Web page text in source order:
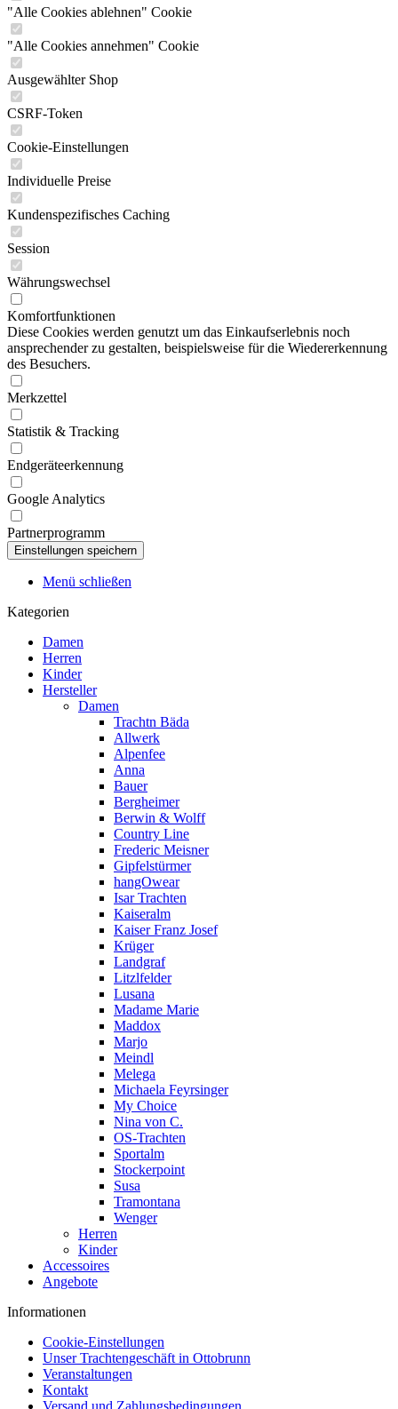
"Alle Cookies ablehnen" Cookie
"Alle Cookies annehmen" Cookie
Ausgewählter Shop
CSRF-Token
Cookie-Einstellungen
Individuelle Preise
Kundenspezifisches Caching
Session
Währungswechsel
Komfortfunktionen
Diese Cookies werden genutzt um das Einkaufserlebnis noch
ansprechender zu gestalten, beispielsweise für die Wiedererkennung
des Besuchers.
Merkzettel
Statistik & Tracking
Endgeräteerkennung
Google Analytics
Partnerprogramm
Menü schließen
Kategorien
Damen
Herren
Kinder
Hersteller
Damen
Trachtn Bäda
Allwerk
Alpenfee
Anna
Bauer
Bergheimer
Berwin & Wolff
Country Line
Frederic Meisner
Gipfelstürmer
hangOwear
Isar Trachten
Kaiseralm
Kaiser Franz Josef
Krüger
Landgraf
Litzlfelder
Lusana
Madame Marie
Maddox
Marjo
Meindl
Melega
Michaela Feyrsinger
My Choice
Nina von C.
OS-Trachten
Sportalm
Stockerpoint
Susa
Tramontana
Wenger
Herren
Kinder
Accessoires
Angebote
Informationen
Cookie-Einstellungen
Unser Trachtengeschäft in Ottobrunn
Veranstaltungen
Kontakt
Versand und Zahlungsbedingungen